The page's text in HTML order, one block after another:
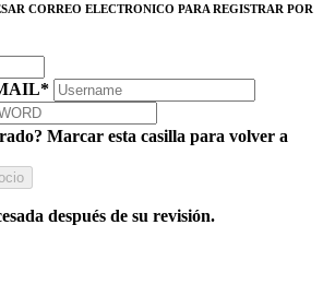
CORREO ELECTRONICO PARA REGISTRAR POR
*
Marcar esta casilla para volver a
después de su revisión.